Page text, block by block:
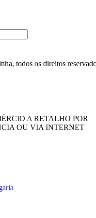
todos os direitos
A RETALHO POR
OU VIA INTERNET